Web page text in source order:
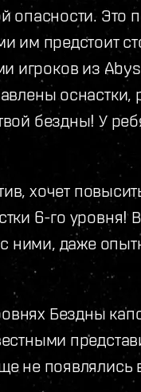
опасности. Это
им предстоит
игроков из
бездны! У
хочет
6-го уровня!
ними, даже
Бездны
не появлялись